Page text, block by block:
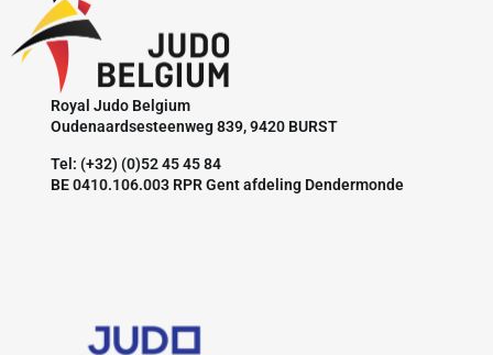
Royal Judo Belgium
Oudenaardsesteenweg 839, 9420 BURST
Tel: (+32) (0)52 45 45 84
BE 0410.106.003 RPR Gent afdeling Dendermonde